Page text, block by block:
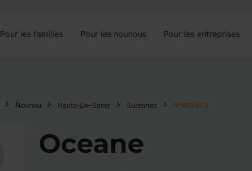
Pour les familles Pour les nounous Pour les entreprises
Nounou Hauts-De-Seine Suresnes N°802573
Oceane